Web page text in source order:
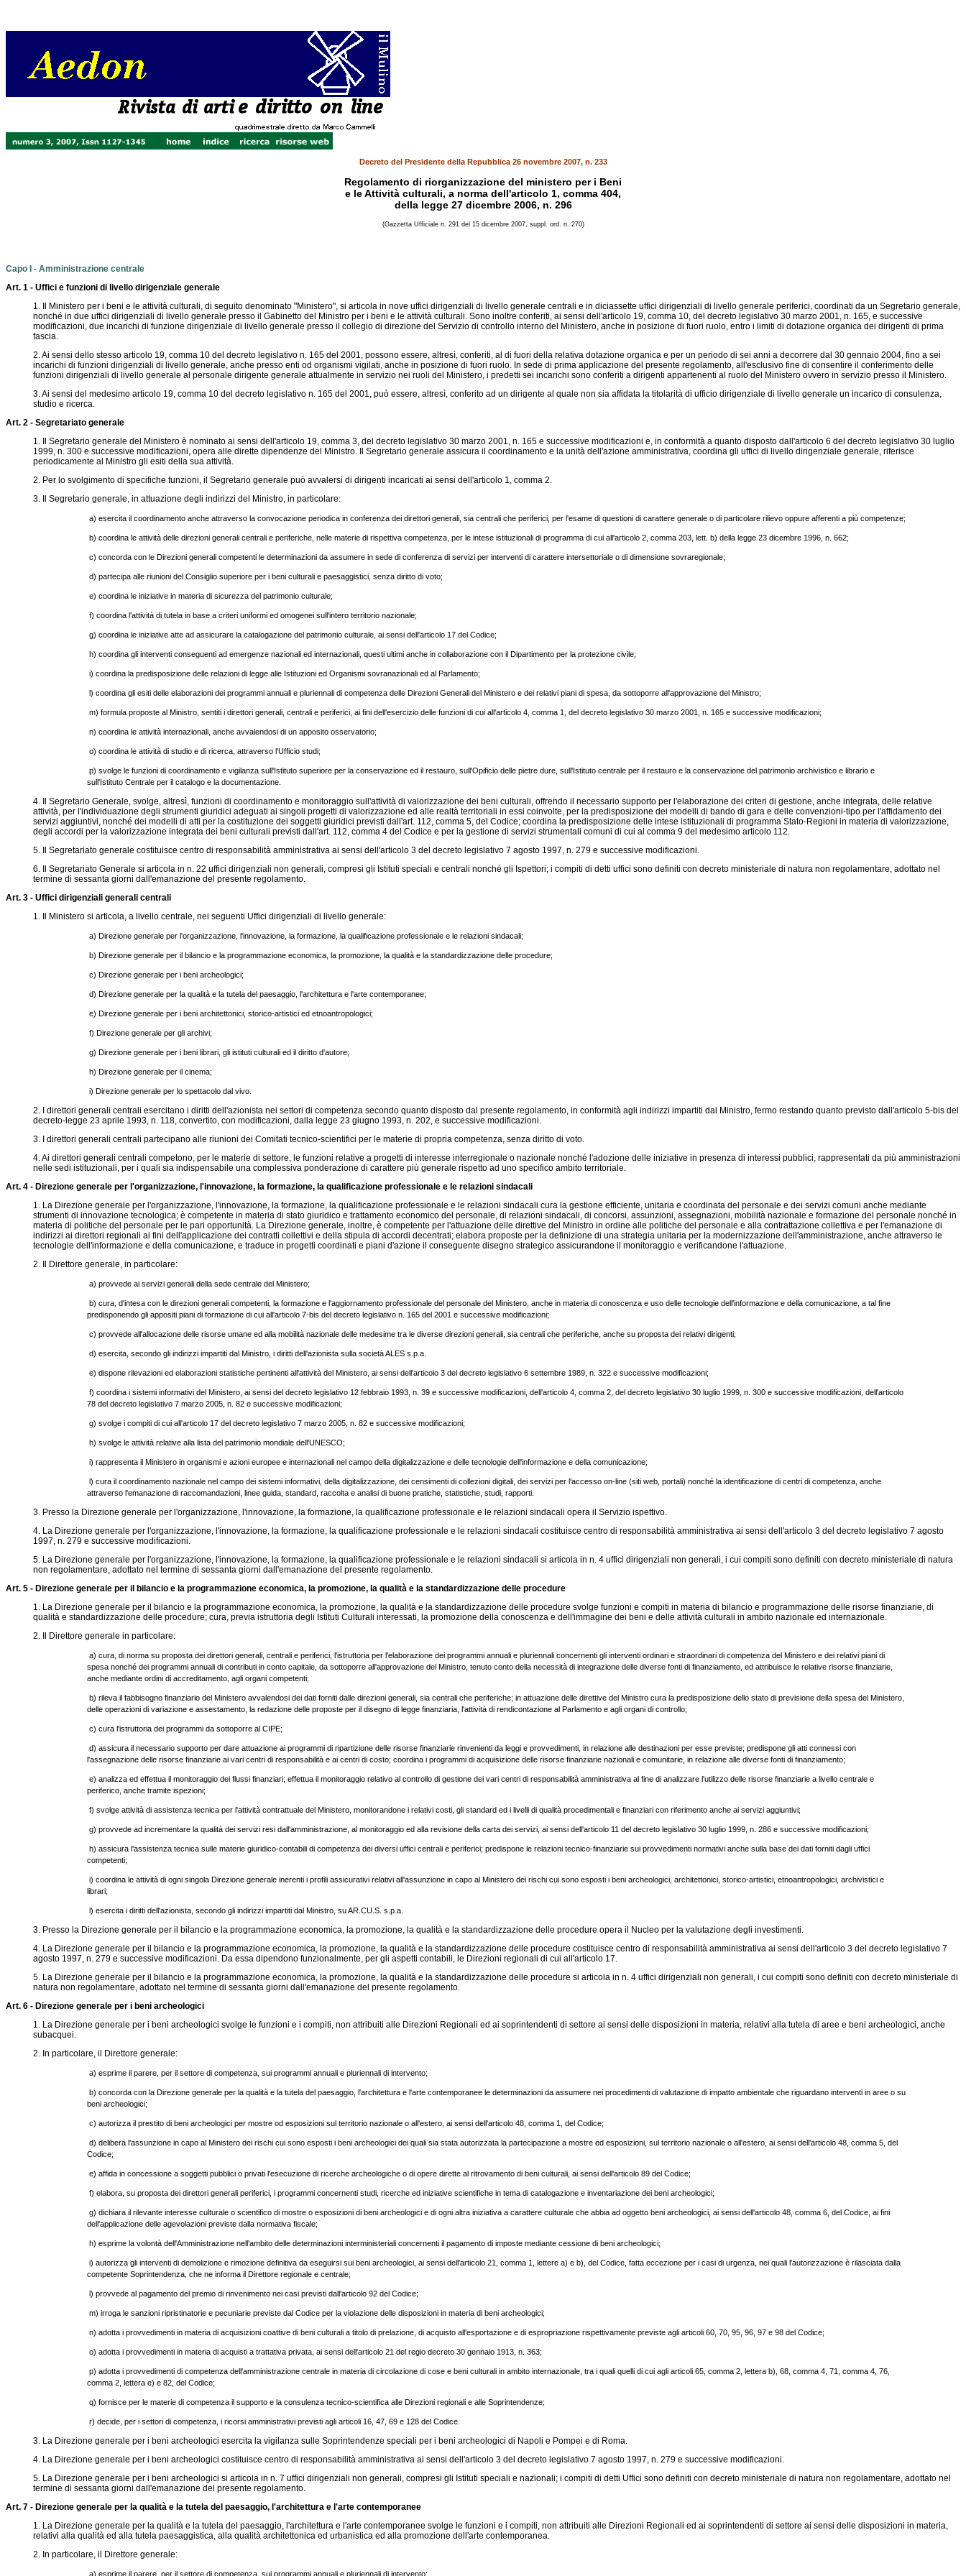
Decreto del Presidente della Repubblica 26 novembre 2007, n. 233
Regolamento di riorganizzazione del ministero per i Beni
e le Attività culturali, a norma dell'articolo 1, comma 404,
della legge 27 dicembre 2006, n. 296
(Gazzetta Ufficiale n. 291 del 15 dicembre 2007, suppl. ord. n. 270)
Capo I - Amministrazione centrale
Art. 1 - Uffici e funzioni di livello dirigenziale generale
1. Il Ministero per i beni e le attività culturali, di seguito denominato "Ministero", si articola in nove uffici dirigenziali di livello generale centrali e in diciassette uffici dirigenziali di livello generale periferici, coordinati da un Segretario generale,
nonché in due uffici dirigenziali di livello generale presso il Gabinetto del Ministro per i beni e le attività culturali. Sono inoltre conferiti, ai sensi dell'articolo 19, comma 10, del decreto legislativo 30 marzo 2001, n. 165, e successive
modificazioni, due incarichi di funzione dirigenziale di livello generale presso il collegio di direzione del Servizio di controllo interno del Ministero, anche in posizione di fuori ruolo, entro i limiti di dotazione organica dei dirigenti di prima
fascia.
2. Ai sensi dello stesso articolo 19, comma 10 del decreto legislativo n. 165 del 2001, possono essere, altresì, conferiti, al di fuori della relativa dotazione organica e per un periodo di sei anni a decorrere dal 30 gennaio 2004, fino a sei
incarichi di funzioni dirigenziali di livello generale, anche presso enti od organismi vigilati, anche in posizione di fuori ruolo. In sede di prima applicazione del presente regolamento, all'esclusivo fine di consentire il conferimento delle
funzioni dirigenziali di livello generale al personale dirigente generale attualmente in servizio nei ruoli del Ministero, i predetti sei incarichi sono conferiti a dirigenti appartenenti al ruolo del Ministero ovvero in servizio presso il Ministero.
3. Ai sensi del medesimo articolo 19, comma 10 del decreto legislativo n. 165 del 2001, può essere, altresì, conferito ad un dirigente al quale non sia affidata la titolarità di ufficio dirigenziale di livello generale un incarico di consulenza,
studio e ricerca.
Art. 2 - Segretariato generale
1. Il Segretario generale del Ministero è nominato ai sensi dell'articolo 19, comma 3, del decreto legislativo 30 marzo 2001, n. 165 e successive modificazioni e, in conformità a quanto disposto dall'articolo 6 del decreto legislativo 30 luglio
1999, n. 300 e successive modificazioni, opera alle dirette dipendenze del Ministro. Il Segretario generale assicura il coordinamento e la unità dell'azione amministrativa, coordina gli uffici di livello dirigenziale generale, riferisce
periodicamente al Ministro gli esiti della sua attività.
2. Per lo svolgimento di specifiche funzioni, il Segretario generale può avvalersi di dirigenti incaricati ai sensi dell'articolo 1, comma 2.
3. Il Segretario generale, in attuazione degli indirizzi del Ministro, in particolare:
a) esercita il coordinamento anche attraverso la convocazione periodica in conferenza dei direttori generali, sia centrali che periferici, per l'esame di questioni di carattere generale o di particolare rilievo oppure afferenti a più competenze;
b) coordina le attività delle direzioni generali centrali e periferiche, nelle materie di rispettiva competenza, per le intese istituzionali di programma di cui all'articolo 2, comma 203, lett. b) della legge 23 dicembre 1996, n. 662;
c) concorda con le Direzioni generali competenti le determinazioni da assumere in sede di conferenza di servizi per interventi di carattere intersettoriale o di dimensione sovraregionale;
d) partecipa alle riunioni del Consiglio superiore per i beni culturali e paesaggistici, senza diritto di voto;
e) coordina le iniziative in materia di sicurezza del patrimonio culturale;
f) coordina l'attività di tutela in base a criteri uniformi ed omogenei sull'intero territorio nazionale;
g) coordina le iniziative atte ad assicurare la catalogazione del patrimonio culturale, ai sensi dell'articolo 17 del Codice;
h) coordina gli interventi conseguenti ad emergenze nazionali ed internazionali, questi ultimi anche in collaborazione con il Dipartimento per la protezione civile;
i) coordina la predisposizione delle relazioni di legge alle Istituzioni ed Organismi sovranazionali ed al Parlamento;
l) coordina gli esiti delle elaborazioni dei programmi annuali e pluriennali di competenza delle Direzioni Generali del Ministero e dei relativi piani di spesa, da sottoporre all'approvazione del Ministro;
m) formula proposte al Ministro, sentiti i direttori generali, centrali e periferici, ai fini dell'esercizio delle funzioni di cui all'articolo 4, comma 1, del decreto legislativo 30 marzo 2001, n. 165 e successive modificazioni;
n) coordina le attività internazionali, anche avvalendosi di un apposito osservatorio;
o) coordina le attività di studio e di ricerca, attraverso l'Ufficio studi;
p) svolge le funzioni di coordinamento e vigilanza sull'Istituto superiore per la conservazione ed il restauro, sull'Opificio delle pietre dure, sull'Istituto centrale per il restauro e la conservazione del patrimonio archivistico e librario e
sull'Istituto Centrale per il catalogo e la documentazione.
4. Il Segretario Generale, svolge, altresì, funzioni di coordinamento e monitoraggio sull'attività di valorizzazione dei beni culturali, offrendo il necessario supporto per l'elaborazione dei criteri di gestione, anche integrata, delle relative
attività, per l'individuazione degli strumenti giuridici adeguati ai singoli progetti di valorizzazione ed alle realtà territoriali in essi coinvolte, per la predisposizione dei modelli di bando di gara e delle convenzioni-tipo per l'affidamento dei
servizi aggiuntivi, nonché dei modelli di atti per la costituzione dei soggetti giuridici previsti dall'art. 112, comma 5, del Codice; coordina la predisposizione delle intese istituzionali di programma Stato-Regioni in materia di valorizzazione,
degli accordi per la valorizzazione integrata dei beni culturali previsti dall'art. 112, comma 4 del Codice e per la gestione di servizi strumentali comuni di cui al comma 9 del medesimo articolo 112.
5. Il Segretariato generale costituisce centro di responsabilità amministrativa ai sensi dell'articolo 3 del decreto legislativo 7 agosto 1997, n. 279 e successive modificazioni.
6. Il Segretariato Generale si articola in n. 22 uffici dirigenziali non generali, compresi gli Istituti speciali e centrali nonché gli Ispettori; i compiti di detti uffici sono definiti con decreto ministeriale di natura non regolamentare, adottato nel
termine di sessanta giorni dall'emanazione del presente regolamento.
Art. 3 - Uffici dirigenziali generali centrali
1. Il Ministero si articola, a livello centrale, nei seguenti Uffici dirigenziali di livello generale:
a) Direzione generale per l'organizzazione, l'innovazione, la formazione, la qualificazione professionale e le relazioni sindacali;
b) Direzione generale per il bilancio e la programmazione economica, la promozione, la qualità e la standardizzazione delle procedure;
c) Direzione generale per i beni archeologici;
d) Direzione generale per la qualità e la tutela del paesaggio, l'architettura e l'arte contemporanee;
e) Direzione generale per i beni architettonici, storico-artistici ed etnoantropologici;
f) Direzione generale per gli archivi;
g) Direzione generale per i beni librari, gli istituti culturali ed il diritto d'autore;
h) Direzione generale per il cinema;
i) Direzione generale per lo spettacolo dal vivo.
2. I direttori generali centrali esercitano i diritti dell'azionista nei settori di competenza secondo quanto disposto dal presente regolamento, in conformità agli indirizzi impartiti dal Ministro, fermo restando quanto previsto dall'articolo 5-bis del
decreto-legge 23 aprile 1993, n. 118, convertito, con modificazioni, dalla legge 23 giugno 1993, n. 202, e successive modificazioni.
3. I direttori generali centrali partecipano alle riunioni dei Comitati tecnico-scientifici per le materie di propria competenza, senza diritto di voto.
4. Ai direttori generali centrali competono, per le materie di settore, le funzioni relative a progetti di interesse interregionale o nazionale nonché l'adozione delle iniziative in presenza di interessi pubblici, rappresentati da più amministrazioni
nelle sedi istituzionali, per i quali sia indispensabile una complessiva ponderazione di carattere più generale rispetto ad uno specifico ambito territoriale.
Art. 4 - Direzione generale per l'organizzazione, l'innovazione, la formazione, la qualificazione professionale e le relazioni sindacali
1. La Direzione generale per l'organizzazione, l'innovazione, la formazione, la qualificazione professionale e le relazioni sindacali cura la gestione efficiente, unitaria e coordinata del personale e dei servizi comuni anche mediante
strumenti di innovazione tecnologica; è competente in materia di stato giuridico e trattamento economico del personale, di relazioni sindacali, di concorsi, assunzioni, assegnazioni, mobilità nazionale e formazione del personale nonché in
materia di politiche del personale per le pari opportunità. La Direzione generale, inoltre, è competente per l'attuazione delle direttive del Ministro in ordine alle politiche del personale e alla contrattazione collettiva e per l'emanazione di
indirizzi ai direttori regionali ai fini dell'applicazione dei contratti collettivi e della stipula di accordi decentrati; elabora proposte per la definizione di una strategia unitaria per la modernizzazione dell'amministrazione, anche attraverso le
tecnologie dell'informazione e della comunicazione, e traduce in progetti coordinati e piani d'azione il conseguente disegno strategico assicurandone il monitoraggio e verificandone l'attuazione.
2. Il Direttore generale, in particolare:
a) provvede ai servizi generali della sede centrale del Ministero;
b) cura, d'intesa con le direzioni generali competenti, la formazione e l'aggiornamento professionale del personale del Ministero, anche in materia di conoscenza e uso delle tecnologie dell'informazione e della comunicazione, a tal fine
predisponendo gli appositi piani di formazione di cui all'articolo 7-bis del decreto legislativo n. 165 del 2001 e successive modificazioni;
c) provvede all'allocazione delle risorse umane ed alla mobilità nazionale delle medesime tra le diverse direzioni generali, sia centrali che periferiche, anche su proposta dei relativi dirigenti;
d) esercita, secondo gli indirizzi impartiti dal Ministro, i diritti dell'azionista sulla società ALES s.p.a.
e) dispone rilevazioni ed elaborazioni statistiche pertinenti all'attività del Ministero, ai sensi dell'articolo 3 del decreto legislativo 6 settembre 1989, n. 322 e successive modificazioni;
f) coordina i sistemi informativi del Ministero, ai sensi del decreto legislativo 12 febbraio 1993, n. 39 e successive modificazioni, dell'articolo 4, comma 2, del decreto legislativo 30 luglio 1999, n. 300 e successive modificazioni, dell'articolo
78 del decreto legislativo 7 marzo 2005, n. 82 e successive modificazioni;
g) svolge i compiti di cui all'articolo 17 del decreto legislativo 7 marzo 2005, n. 82 e successive modificazioni;
h) svolge le attività relative alla lista del patrimonio mondiale dell'UNESCO;
i) rappresenta il Ministero in organismi e azioni europee e internazionali nel campo della digitalizzazione e delle tecnologie dell'informazione e della comunicazione;
l) cura il coordinamento nazionale nel campo dei sistemi informativi, della digitalizzazione, dei censimenti di collezioni digitali, dei servizi per l'accesso on-line (siti web, portali) nonché la identificazione di centri di competenza, anche
attraverso l'emanazione di raccomandazioni, linee guida, standard, raccolta e analisi di buone pratiche, statistiche, studi, rapporti.
3. Presso la Direzione generale per l'organizzazione, l'innovazione, la formazione, la qualificazione professionale e le relazioni sindacali opera il Servizio ispettivo.
4. La Direzione generale per l'organizzazione, l'innovazione, la formazione, la qualificazione professionale e le relazioni sindacali costituisce centro di responsabilità amministrativa ai sensi dell'articolo 3 del decreto legislativo 7 agosto
1997, n. 279 e successive modificazioni.
5. La Direzione generale per l'organizzazione, l'innovazione, la formazione, la qualificazione professionale e le relazioni sindacali si articola in n. 4 uffici dirigenziali non generali, i cui compiti sono definiti con decreto ministeriale di natura
non regolamentare, adottato nel termine di sessanta giorni dall'emanazione del presente regolamento.
Art. 5 - Direzione generale per il bilancio e la programmazione economica, la promozione, la qualità e la standardizzazione delle procedure
1. La Direzione generale per il bilancio e la programmazione economica, la promozione, la qualità e la standardizzazione delle procedure svolge funzioni e compiti in materia di bilancio e programmazione delle risorse finanziarie, di
qualità e standardizzazione delle procedure; cura, previa istruttoria degli Istituti Culturali interessati, la promozione della conoscenza e dell'immagine dei beni e delle attività culturali in ambito nazionale ed internazionale.
2. Il Direttore generale in particolare:
a) cura, di norma su proposta dei direttori generali, centrali e periferici, l'istruttoria per l'elaborazione dei programmi annuali e pluriennali concernenti gli interventi ordinari e straordinari di competenza del Ministero e dei relativi piani di
spesa nonché dei programmi annuali di contributi in conto capitale, da sottoporre all'approvazione del Ministro, tenuto conto della necessità di integrazione delle diverse fonti di finanziamento, ed attribuisce le relative risorse finanziarie,
anche mediante ordini di accreditamento, agli organi competenti;
b) rileva il fabbisogno finanziario del Ministero avvalendosi dei dati forniti dalle direzioni generali, sia centrali che periferiche; in attuazione delle direttive del Ministro cura la predisposizione dello stato di previsione della spesa del Ministero,
delle operazioni di variazione e assestamento, la redazione delle proposte per il disegno di legge finanziaria, l'attività di rendicontazione al Parlamento e agli organi di controllo;
c) cura l'istruttoria dei programmi da sottoporre al CIPE;
d) assicura il necessario supporto per dare attuazione ai programmi di ripartizione delle risorse finanziarie rinvenienti da leggi e provvedimenti, in relazione alle destinazioni per esse previste; predispone gli atti connessi con
l'assegnazione delle risorse finanziarie ai vari centri di responsabilità e ai centri di costo; coordina i programmi di acquisizione delle risorse finanziarie nazionali e comunitarie, in relazione alle diverse fonti di finanziamento;
e) analizza ed effettua il monitoraggio dei flussi finanziari; effettua il monitoraggio relativo al controllo di gestione dei vari centri di responsabilità amministrativa al fine di analizzare l'utilizzo delle risorse finanziarie a livello centrale e
periferico, anche tramite ispezioni;
f) svolge attività di assistenza tecnica per l'attività contrattuale del Ministero, monitorandone i relativi costi, gli standard ed i livelli di qualità procedimentali e finanziari con riferimento anche ai servizi aggiuntivi;
g) provvede ad incrementare la qualità dei servizi resi dall'amministrazione, al monitoraggio ed alla revisione della carta dei servizi, ai sensi dell'articolo 11 del decreto legislativo 30 luglio 1999, n. 286 e successive modificazioni;
h) assicura l'assistenza tecnica sulle materie giuridico-contabili di competenza dei diversi uffici centrali e periferici; predispone le relazioni tecnico-finanziarie sui provvedimenti normativi anche sulla base dei dati forniti dagli uffici
competenti;
i) coordina le attività di ogni singola Direzione generale inerenti i profili assicurativi relativi all'assunzione in capo al Ministero dei rischi cui sono esposti i beni archeologici, architettonici, storico-artistici, etnoantropologici, archivistici e
librari;
l) esercita i diritti dell'azionista, secondo gli indirizzi impartiti dal Ministro, su AR.CU.S. s.p.a.
3. Presso la Direzione generale per il bilancio e la programmazione economica, la promozione, la qualità e la standardizzazione delle procedure opera il Nucleo per la valutazione degli investimenti.
4. La Direzione generale per il bilancio e la programmazione economica, la promozione, la qualità e la standardizzazione delle procedure costituisce centro di responsabilità amministrativa ai sensi dell'articolo 3 del decreto legislativo 7
agosto 1997, n. 279 e successive modificazioni. Da essa dipendono funzionalmente, per gli aspetti contabili, le Direzioni regionali di cui all'articolo 17.
5. La Direzione generale per il bilancio e la programmazione economica, la promozione, la qualità e la standardizzazione delle procedure si articola in n. 4 uffici dirigenziali non generali, i cui compiti sono definiti con decreto ministeriale di
natura non regolamentare, adottato nel termine di sessanta giorni dall'emanazione del presente regolamento.
Art. 6 - Direzione generale per i beni archeologici
1. La Direzione generale per i beni archeologici svolge le funzioni e i compiti, non attribuiti alle Direzioni Regionali ed ai soprintendenti di settore ai sensi delle disposizioni in materia, relativi alla tutela di aree e beni archeologici, anche
subacquei.
2. In particolare, il Direttore generale:
a) esprime il parere, per il settore di competenza, sui programmi annuali e pluriennali di intervento;
b) concorda con la Direzione generale per la qualità e la tutela del paesaggio, l'architettura e l'arte contemporanee le determinazioni da assumere nei procedimenti di valutazione di impatto ambientale che riguardano interventi in aree o su
beni archeologici;
c) autorizza il prestito di beni archeologici per mostre od esposizioni sul territorio nazionale o all'estero, ai sensi dell'articolo 48, comma 1, del Codice;
d) delibera l'assunzione in capo al Ministero dei rischi cui sono esposti i beni archeologici dei quali sia stata autorizzata la partecipazione a mostre ed esposizioni, sul territorio nazionale o all'estero, ai sensi dell'articolo 48, comma 5, del
Codice;
e) affida in concessione a soggetti pubblici o privati l'esecuzione di ricerche archeologiche o di opere dirette al ritrovamento di beni culturali, ai sensi dell'articolo 89 del Codice;
f) elabora, su proposta dei direttori generali periferici, i programmi concernenti studi, ricerche ed iniziative scientifiche in tema di catalogazione e inventariazione dei beni archeologici;
g) dichiara il rilevante interesse culturale o scientifico di mostre o esposizioni di beni archeologici e di ogni altra iniziativa a carattere culturale che abbia ad oggetto beni archeologici, ai sensi dell'articolo 48, comma 6, del Codice, ai fini
dell'applicazione delle agevolazioni previste dalla normativa fiscale;
h) esprime la volontà dell'Amministrazione nell'ambito delle determinazioni interministeriali concernenti il pagamento di imposte mediante cessione di beni archeologici;
i) autorizza gli interventi di demolizione e rimozione definitiva da eseguirsi sui beni archeologici, ai sensi dell'articolo 21, comma 1, lettere a) e b), del Codice, fatta eccezione per i casi di urgenza, nei quali l'autorizzazione è rilasciata dalla
competente Soprintendenza, che ne informa il Direttore regionale e centrale;
l) provvede al pagamento del premio di rinvenimento nei casi previsti dall'articolo 92 del Codice;
m) irroga le sanzioni ripristinatorie e pecuniarie previste dal Codice per la violazione delle disposizioni in materia di beni archeologici;
n) adotta i provvedimenti in materia di acquisizioni coattive di beni culturali a titolo di prelazione, di acquisto all'esportazione e di espropriazione rispettivamente previste agli articoli 60, 70, 95, 96, 97 e 98 del Codice;
o) adotta i provvedimenti in materia di acquisti a trattativa privata, ai sensi dell'articolo 21 del regio decreto 30 gennaio 1913, n. 363;
p) adotta i provvedimenti di competenza dell'amministrazione centrale in materia di circolazione di cose e beni culturali in ambito internazionale, tra i quali quelli di cui agli articoli 65, comma 2, lettera b), 68, comma 4, 71, comma 4, 76,
comma 2, lettera e) e 82, del Codice;
q) fornisce per le materie di competenza il supporto e la consulenza tecnico-scientifica alle Direzioni regionali e alle Soprintendenze;
r) decide, per i settori di competenza, i ricorsi amministrativi previsti agli articoli 16, 47, 69 e 128 del Codice.
3. La Direzione generale per i beni archeologici esercita la vigilanza sulle Soprintendenze speciali per i beni archeologici di Napoli e Pompei e di Roma.
4. La Direzione generale per i beni archeologici costituisce centro di responsabilità amministrativa ai sensi dell'articolo 3 del decreto legislativo 7 agosto 1997, n. 279 e successive modificazioni.
5. La Direzione generale per i beni archeologici si articola in n. 7 uffici dirigenziali non generali, compresi gli Istituti speciali e nazionali; i compiti di detti Uffici sono definiti con decreto ministeriale di natura non regolamentare, adottato nel
termine di sessanta giorni dall'emanazione del presente regolamento.
Art. 7 - Direzione generale per la qualità e la tutela del paesaggio, l'architettura e l'arte contemporanee
1. La Direzione generale per la qualità e la tutela del paesaggio, l'architettura e l'arte contemporanee svolge le funzioni e i compiti, non attribuiti alle Direzioni Regionali ed ai soprintendenti di settore ai sensi delle disposizioni in materia,
relativi alla qualità ed alla tutela paesaggistica, alla qualità architettonica ed urbanistica ed alla promozione dell'arte contemporanea.
2. In particolare, il Direttore generale:
a) esprime il parere, per il settore di competenza, sui programmi annuali e pluriennali di intervento;